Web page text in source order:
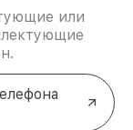
или